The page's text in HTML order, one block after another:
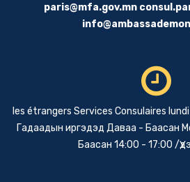
paris@mfa.gov.mn
les étrangers Services Consulaires
Гадаадын иргэдэд Даваа - Баасан
Баасан 14:00 - 17:00 /